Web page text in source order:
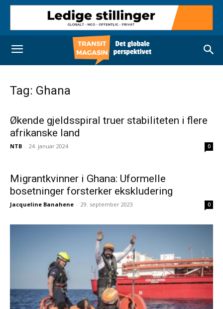
Tag: Ghana
Økende gjeldsspiral truer stabiliteten i flere
afrikanske land
NTB - 24. januar 2024 0
Migrantkvinner i Ghana: Uformelle
bosetninger forsterker ekskludering
Jacqueline Banahene - 29. september 2023 0